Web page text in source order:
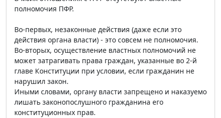
полномочия ПФР.
Во-первых, незаконные действия (даже если это
действия органа власти) - это совсем не полномочия.
Во-вторых, осуществление властных полномочий не
может затрагивать права граждан, указанные во 2-й
главе Конституции при условии, если гражданин не
нарушил закон.
Иными словами, органу власти запрещено и наказуемо
лишать законопослушного гражданина его
конституционных прав.